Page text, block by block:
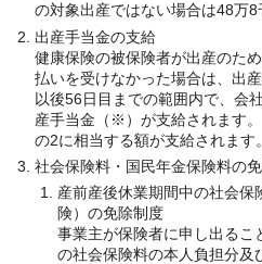
の対象出産ではない場合は48万8
出産手当金の支給
健康保険の被保険者が出産のた
払いを受けなかった場合は、出
以後56日目までの範囲内で、会
産手当金（※）が支給されます
の2に相当する額が支給されます。
社会保険料・国民年金保険料の
産前産後休業期間中の社会保
険）の免除制度
事業主が保険者に申し出るこ
の社会保険料の本人負担分及